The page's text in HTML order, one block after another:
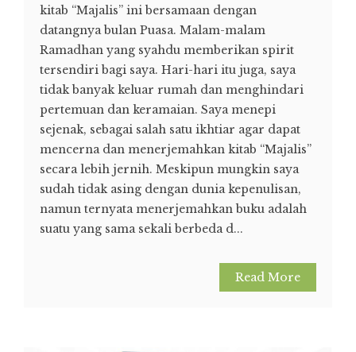
kitab “Majalis” ini bersamaan dengan
datangnya bulan Puasa. Malam-malam
Ramadhan yang syahdu memberikan spirit
tersendiri bagi saya. Hari-hari itu juga, saya
tidak banyak keluar rumah dan menghindari
pertemuan dan keramaian. Saya menepi
sejenak, sebagai salah satu ikhtiar agar dapat
mencerna dan menerjemahkan kitab “Majalis”
secara lebih jernih. Meskipun mungkin saya
sudah tidak asing dengan dunia kepenulisan,
namun ternyata menerjemahkan buku adalah
suatu yang sama sekali berbeda d...
Read More